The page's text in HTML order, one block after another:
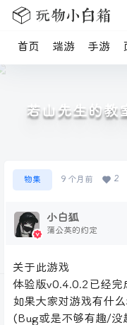
首页 端游 手游
若山先生的教
物集 9 个月前 2
小白狐
蒲公英的约定
关于此游戏
体验版v0.4.0.2已经完
如果大家对游戏有什
(Bug或是不够有趣/没